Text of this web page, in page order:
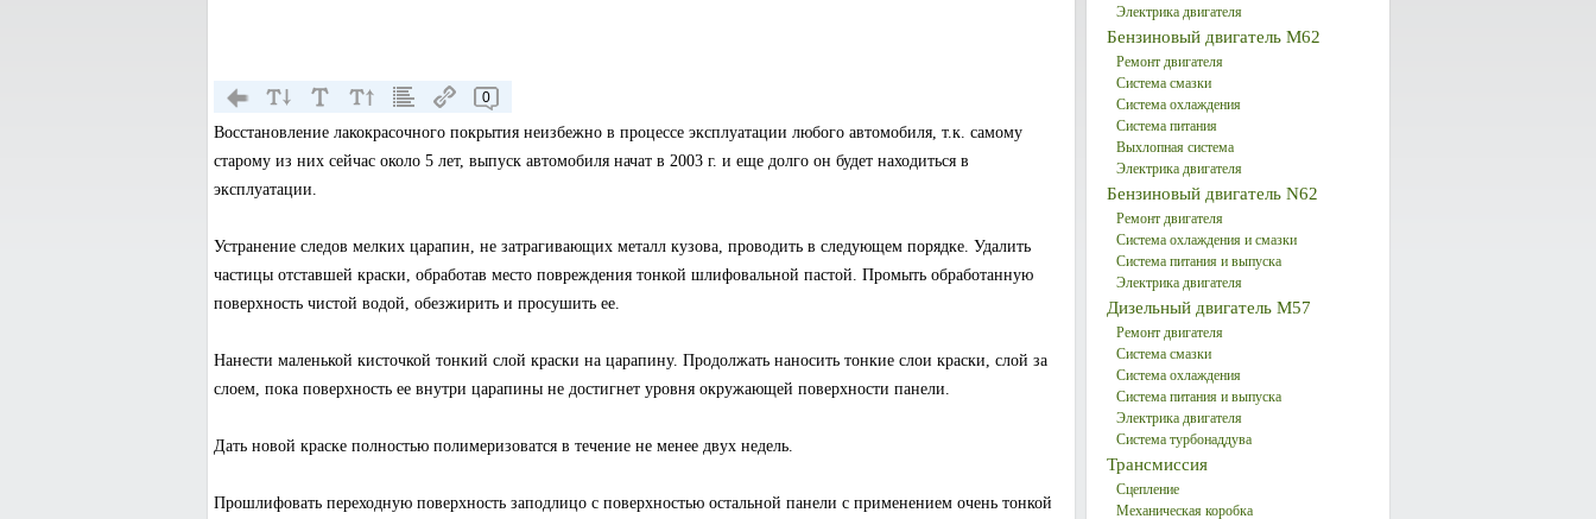
0
Восстановление лакокрасочного покрытия неизбежно в процессе эксплуатации любого автомобиля, т.к. самому
старому из них сейчас около 5 лет, выпуск автомобиля начат в 2003 г. и еще долго он будет находиться в
эксплуатации.
Устранение следов мелких царапин, не затрагивающих металл кузова, проводить в следующем порядке. Удалить
частицы отставшей краски, обработав место повреждения тонкой шлифовальной пастой. Промыть обработанную
поверхность чистой водой, обезжирить и просушить ее.
Нанести маленькой кисточкой тонкий слой краски на царапину. Продолжать наносить тонкие слои краски, слой за
слоем, пока поверхность ее внутри царапины не достигнет уровня окружающей поверхности панели.
Дать новой краске полностью полимеризоватся в течение не менее двух недель.
Прошлифовать переходную поверхность заподлицо с поверхностью остальной панели с применением очень тонкой
Электрика двигателя
Бензиновый двигатель M62
Ремонт двигателя
Система смазки
Система охлаждения
Система питания
Выхлопная система
Электрика двигателя
Бензиновый двигатель N62
Ремонт двигателя
Система охлаждения и смазки
Система питания и выпуска
Электрика двигателя
Дизельный двигатель М57
Ремонт двигателя
Система смазки
Система охлаждения
Система питания и выпуска
Электрика двигателя
Система турбонаддува
Трансмиссия
Сцепление
Механическая коробка